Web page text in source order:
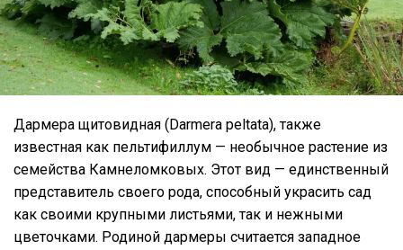
Дармера щитовидная (Darmera peltata), также
известная как пельтифиллум — необычное растение из
семейства Камнеломковых. Этот вид — единственный
представитель своего рода, способный украсить сад
как своими крупными листьями, так и нежными
цветочками. Родиной дармеры считается западное